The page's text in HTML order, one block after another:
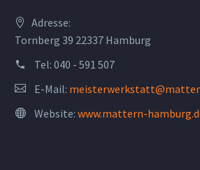
Adresse:
Tornberg 39 22337 Hamburg
Tel: 040 - 591 507
E-Mail:
Website: www.mattern-